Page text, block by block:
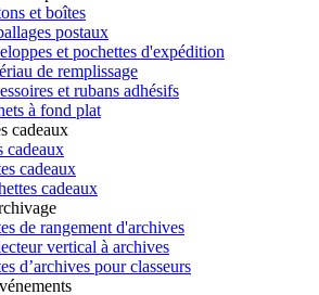
et boîtes
postaux
et pochettes d'expédition
de remplissage
et rubans adhésifs
à fond plat
cadeaux
cadeaux
cadeaux
cadeaux
de rangement d'archives
vertical à archives
d’archives pour classeurs